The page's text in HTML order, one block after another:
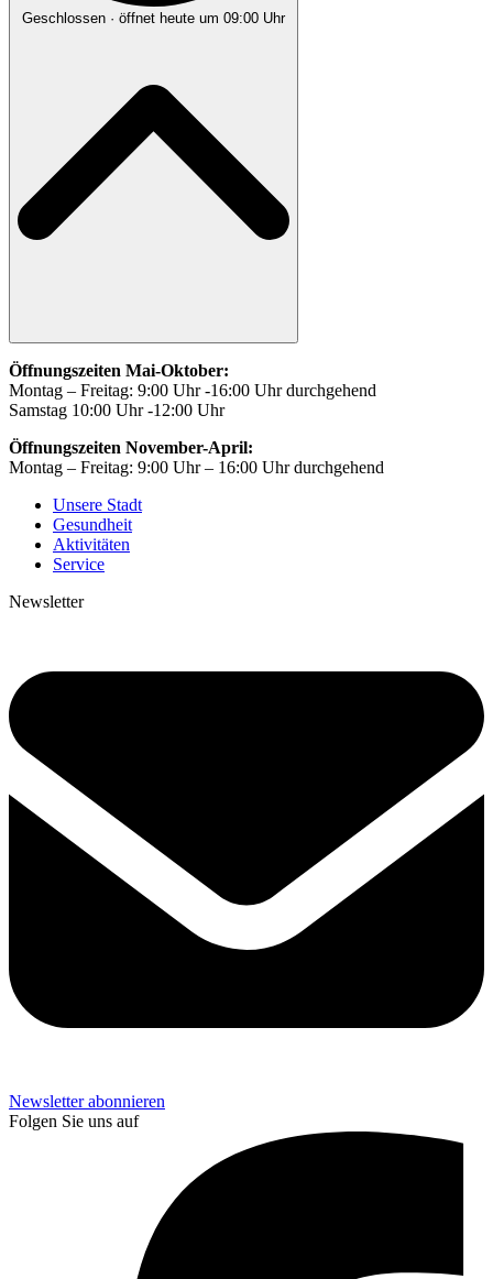
Geschlossen · öffnet heute um 09:00 Uhr
Öffnungszeiten Mai-Oktober:
Montag – Freitag: 9:00 Uhr -16:00 Uhr durchgehend
Samstag 10:00 Uhr -12:00 Uhr
Öffnungszeiten November-April:
Montag – Freitag: 9:00 Uhr – 16:00 Uhr durchgehend
Unsere Stadt
Gesundheit
Aktivitäten
Service
Newsletter
Newsletter abonnieren
Folgen Sie uns auf